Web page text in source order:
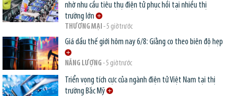
nhờ nhu cầu tiêu thụ điện tử phục hồi tại nhiều thị
trường lớn
THƯƠNG MẠI - 5 giờ trước
Giá dầu thế giới hôm nay 6/8: Giằng co theo biên độ hẹp
NĂNG LƯỢNG - 5 giờ trước
Triển vọng tích cực của ngành điện tử Việt Nam tại thị
trường Bắc Mỹ